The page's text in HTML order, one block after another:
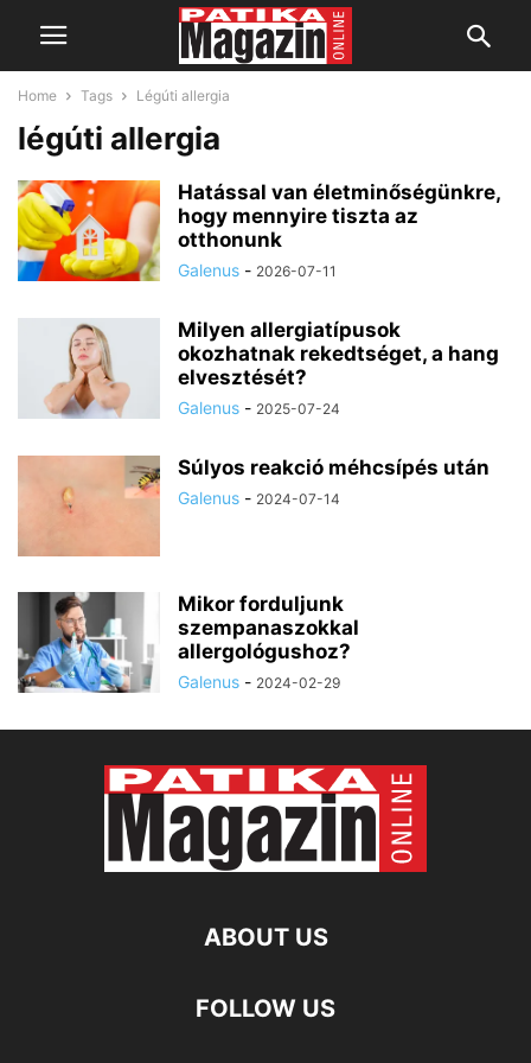
Home Tags Légúti allergia
légúti allergia
Hatással van életminőségünkre,
hogy mennyire tiszta az
otthonunk
Galenus - 2026-07-11
Milyen allergiatípusok
okozhatnak rekedtséget, a hang
elvesztését?
Galenus - 2025-07-24
Súlyos reakció méhcsípés után
Galenus - 2024-07-14
Mikor forduljunk
szempanaszokkal
allergológushoz?
Galenus - 2024-02-29
ABOUT US
FOLLOW US